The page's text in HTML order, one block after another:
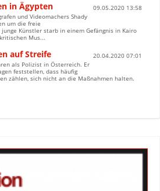
in Ägypten
09.05.2020 13:58
und Videomachers Shady
um die freie
Künstler starb in einem Gefängnis in Kairo
Mus...
auf Streife
20.04.2020 07:01
als Polizist in Österreich. Er
feststellen, dass häufig
zählen, sich nicht an die Maßnahmen halten.